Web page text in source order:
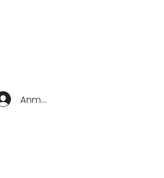
Anmelden